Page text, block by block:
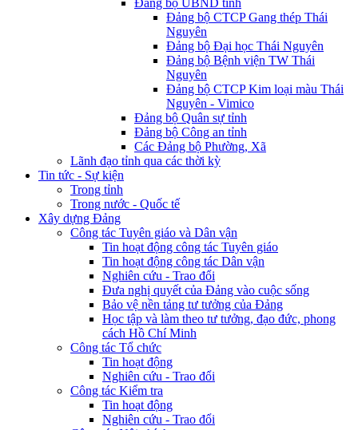
Đảng bộ CTCP Gang thép Thái
Nguyên
Đảng bộ Đại học Thái Nguyên
Đảng bộ Bệnh viện TW Thái
Nguyên
Đảng bộ CTCP Kim loại màu Thái
Nguyên - Vimico
Đảng bộ Quân sự tỉnh
Đảng bộ Công an tỉnh
Các Đảng bộ Phường, Xã
Lãnh đạo tỉnh qua các thời kỳ
Tin tức - Sự kiện
Trong tỉnh
Trong nước - Quốc tế
Xây dựng Đảng
Công tác Tuyên giáo và Dân vận
Tin hoạt động công tác Tuyên giáo
Tin hoạt động công tác Dân vận
Nghiên cứu - Trao đổi
Đưa nghị quyết của Đảng vào cuộc sống
Bảo vệ nền tảng tư tưởng của Đảng
Học tập và làm theo tư tưởng, đạo đức, phong
cách Hồ Chí Minh
Công tác Tổ chức
Tin hoạt động
Nghiên cứu - Trao đổi
Công tác Kiểm tra
Tin hoạt động
Nghiên cứu - Trao đổi